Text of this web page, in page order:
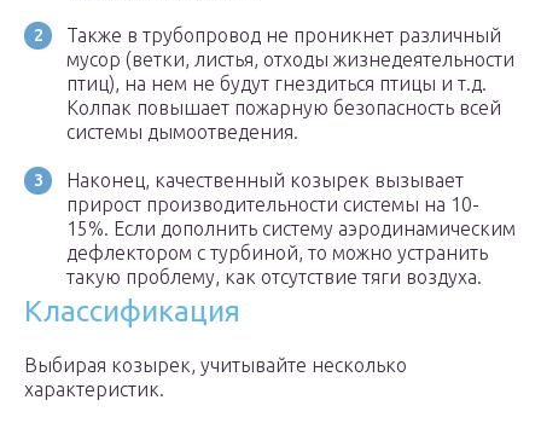
Также в трубопровод не проникнет различный
мусор (ветки, листья, отходы жизнедеятельности
птиц), на нем не будут гнездиться птицы и т.д.
Колпак повышает пожарную безопасность всей
системы дымоотведения.
Наконец, качественный козырек вызывает
прирост производительности системы на 10-
15%. Если дополнить систему аэродинамическим
дефлектором с турбиной, то можно устранить
такую проблему, как отсутствие тяги воздуха.
Классификация
Выбирая козырек, учитывайте несколько
характеристик.